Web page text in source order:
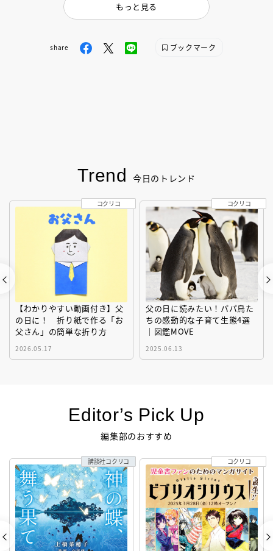
もっと見る
share ブックマーク
Trend 今日のトレンド
【わかりやすい動画付き】父
の日に！ 折り紙で作る「お
父さん」の簡単な折り方
2026.05.17
コクリコ
父の日に読みたい！パパ鳥た
ちの感動的な子育て生態4選
｜図鑑MOVE
2025.06.13
コクリコ
Editor’s Pick Up
編集部のおすすめ
講談社コクリコ コクリコ